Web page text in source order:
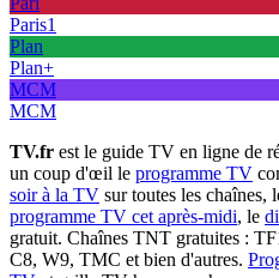
Paris1
Plan
Plan+
MCM
MCM
TV.fr est le guide TV en ligne de
un coup d'œil le programme TV
soir à la TV sur toutes les chaînes,
programme TV cet après-midi, le
gratuit. Chaînes TNT gratuites :
C8, W9, TMC et bien d'autres.